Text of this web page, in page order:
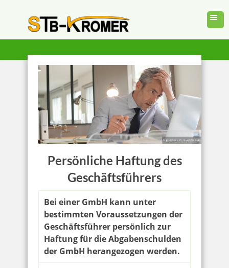
Persönliche Haftung des
Geschäftsführers
Bei einer GmbH kann unter
bestimmten Voraussetzungen der
Geschäftsführer persönlich zur
Haftung für die Abgabenschulden
der GmbH herangezogen werden.